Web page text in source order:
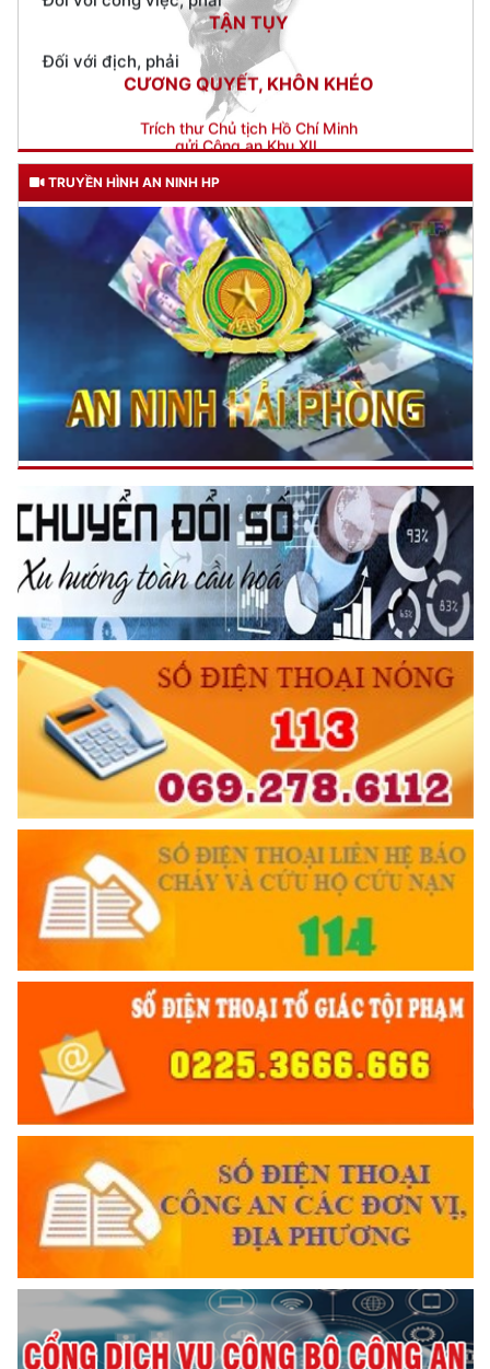
Trích thư Chủ tịch Hồ Chí Minh
gửi Công an Khu XII,
ngày 11 tháng 3 năm 1948.
TRUYỀN HÌNH AN NINH HP